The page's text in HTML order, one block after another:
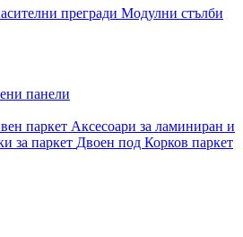
прегради Модулни стълби
панели
паркет Аксесоари за ламиниран и
за паркет Двоен под Корков паркет